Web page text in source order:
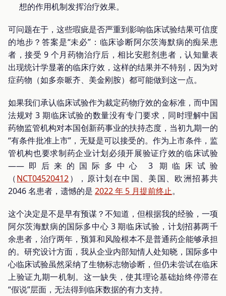
想的作用机制发挥治疗效果。
可问题在于，这些瑕疵是否严重到影响临床试验结果可信度
的地步？答案是“未必”：临床诊断阿尔茨海默病的痴呆患
者，接受 9 个月药物治疗后，相比安慰剂患者，认知量表
出现统计学显著的临床疗效，这样的结果并不特别，因为对
症药物（如多奈哌齐、美金刚胺）都可能做到这一点。
如果我们承认临床试验作为裁定药物疗效的金标准，而中国
法规对 3 期临床试验的数量没有专门要求，同时理解中国
药物监管机构对本国创新药事业的扶持态度，当初九期一的
“有条件批准上市”，无疑是可以接受的。作为上市条件，监
管机构也要求制药企业计划必须开展验证疗效的临床试验
——即后来的国际多中心 3 期临床试验
（NCT04520412），原计划在中国、美国、欧洲招募共
2046 名患者，遗憾的是 2022 年 5 月提前终止。
这个决定是不是早有预谋？不知道，但根据我的经验，一项
阿尔茨海默病的国际多中心 3 期临床试验，计划招募两千
余患者，治疗两年，预算和风险根本不是普通药企能够承担
的。研究设计方面，我从企业内部知情人处知晓，国际多中
心临床试验虽然采纳了生物标志物诊断，但仍未尝试在临床
上验证九期一机制。这一缺失，使其理论基础始终停滞在
“假说”层面，无法得到临床数据的有力支持。